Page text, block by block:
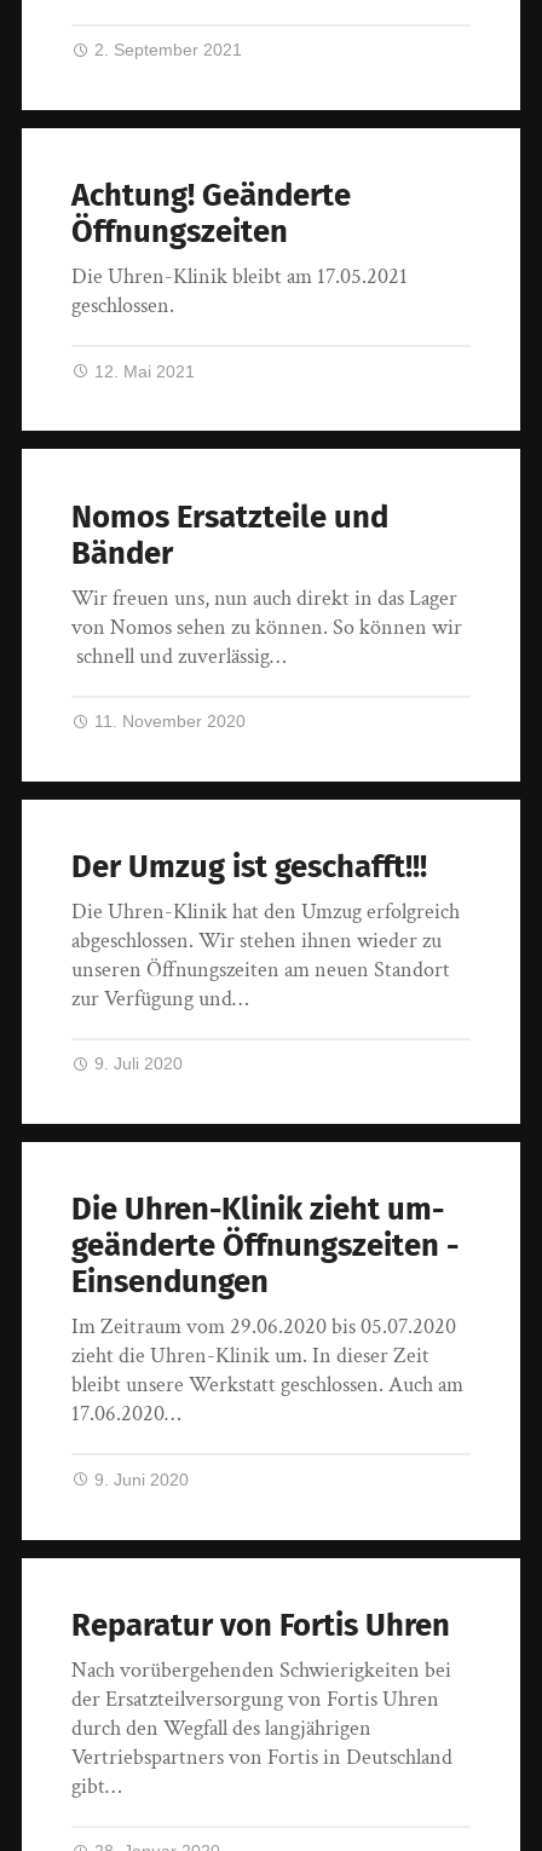
2. September 2021
Achtung! Geänderte
Öffnungszeiten
Die Uhren-Klinik bleibt am 17.05.2021
geschlossen.
12. Mai 2021
Nomos Ersatzteile und
Bänder
Wir freuen uns, nun auch direkt in das Lager
von Nomos sehen zu können. So können wir
schnell und zuverlässig…
11. November 2020
Der Umzug ist geschafft!!!
Die Uhren-Klinik hat den Umzug erfolgreich
abgeschlossen. Wir stehen ihnen wieder zu
unseren Öffnungszeiten am neuen Standort
zur Verfügung und…
9. Juli 2020
Die Uhren-Klinik zieht um-
geänderte Öffnungszeiten -
Einsendungen
Im Zeitraum vom 29.06.2020 bis 05.07.2020
zieht die Uhren-Klinik um. In dieser Zeit
bleibt unsere Werkstatt geschlossen. Auch am
17.06.2020…
9. Juni 2020
Reparatur von Fortis Uhren
Nach vorübergehenden Schwierigkeiten bei
der Ersatzteilversorgung von Fortis Uhren
durch den Wegfall des langjährigen
Vertriebspartners von Fortis in Deutschland
gibt…